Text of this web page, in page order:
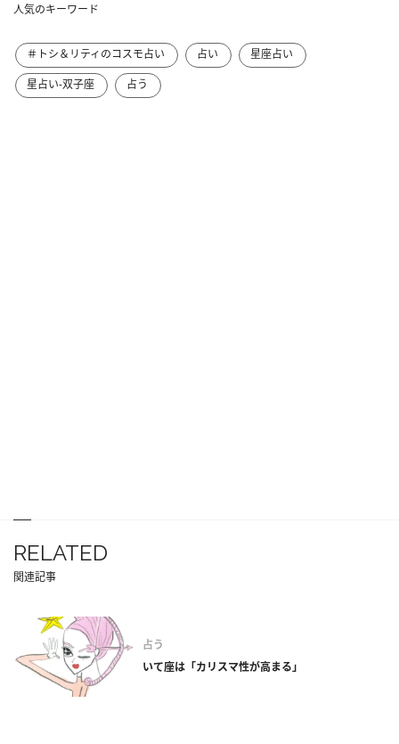
人気のキーワード
＃トシ＆リティのコスモ占い 占い
星座占い
星占い-双子座
占う
RELATED
関連記事
占う
いて座は「カリスマ性が高まる」